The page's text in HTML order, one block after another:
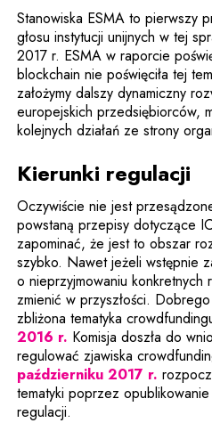
Stanowiska ESMA to pierwszy
głosu instytucji unijnych w tej
2017 r. ESMA w raporcie
blockchain nie poświęciła tej
założymy dalszy dynamiczny
europejskich przedsiębiorców,
kolejnych działań ze strony
Kierunki regulacji
Oczywiście nie jest
powstaną przepisy dotyczące
zapominać, że jest to obszar
szybko. Nawet jeżeli wstępnie
o nieprzyjmowaniu konkretnych
zmienić w przyszłości.
zbliżona tematyka
2016 r. Uwaga, link
Komisja doszła do
regulować zjawiska
październiku 2017 r.
tematyki poprzez
regulacji.